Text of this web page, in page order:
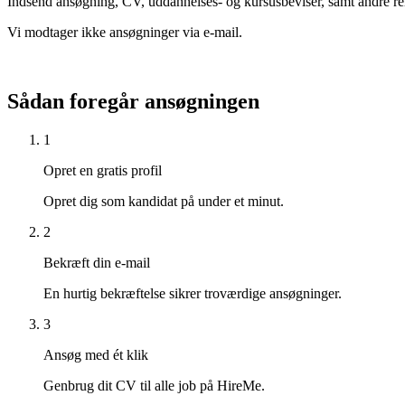
Vi modtager ikke ansøgninger via e-mail.
Sådan foregår ansøgningen
1
Opret en gratis profil
Opret dig som kandidat på under et minut.
2
Bekræft din e-mail
En hurtig bekræftelse sikrer troværdige ansøgninger.
3
Ansøg med ét klik
Genbrug dit CV til alle job på HireMe.